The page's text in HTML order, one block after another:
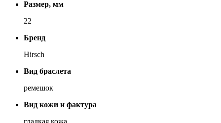
Размер, мм
22
Бренд
Hirsch
Вид браслета
ремешок
Вид кожи и фактура
гладкая кожа